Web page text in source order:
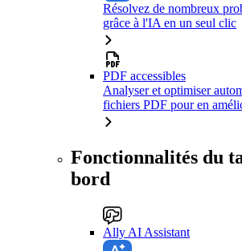
Résolvez de nombreux
grâce à l'IA en un seul clic
PDF accessibles
Analyser et optimiser
fichiers PDF pour en
Fonctionnalités du
bord
Ally AI Assistant